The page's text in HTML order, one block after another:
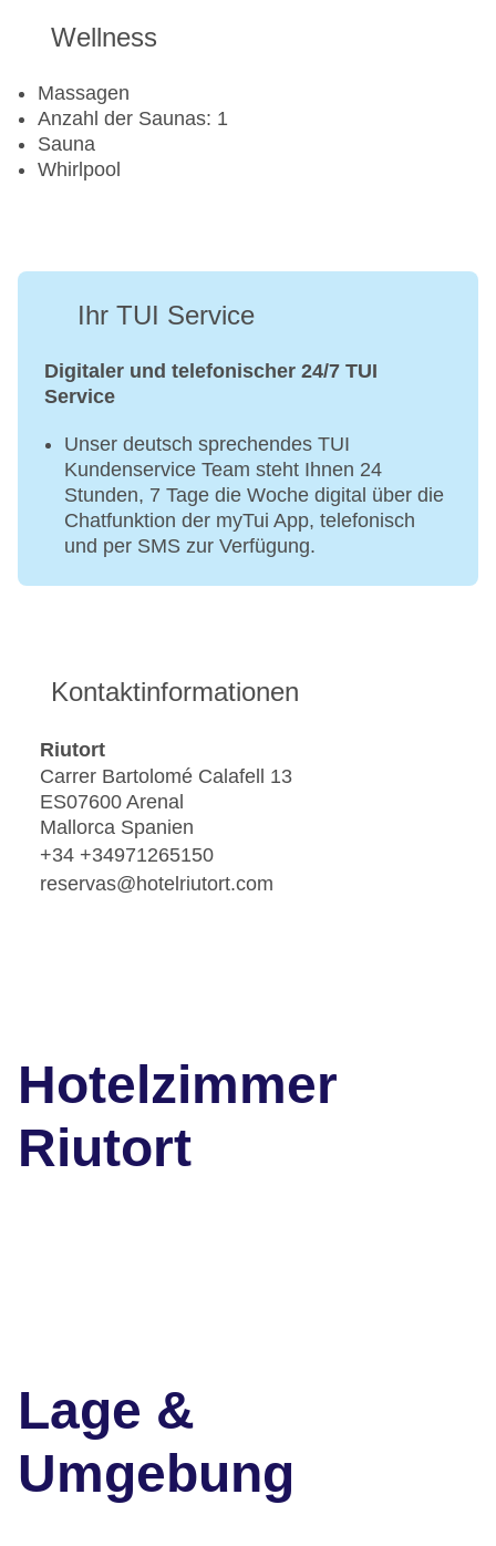
Wellness
Massagen
Anzahl der Saunas: 1
Sauna
Whirlpool
Ihr TUI Service
Digitaler und telefonischer 24/7 TUI
Service
Unser deutsch sprechendes TUI
Kundenservice Team steht Ihnen 24
Stunden, 7 Tage die Woche digital über die
Chatfunktion der myTui App, telefonisch
und per SMS zur Verfügung.
Kontaktinformationen
Riutort
Carrer Bartolomé Calafell 13
ES07600 Arenal
Mallorca Spanien
+34 +34971265150
reservas@hotelriutort.com
Hotelzimmer
Riutort
Lage &
Umgebung